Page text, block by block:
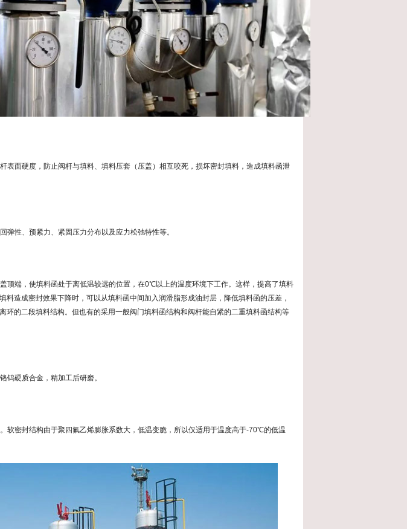
表面硬度，防止阀杆与填料、填料压套（压盖）相互咬死，损坏密封填料，造成填料函泄
弹性、预紧力、紧固压力分布以及应力松弛特性等。
顶端，使填料函处于离低温较远的位置，在0℃以上的温度环境下工作。这样，提高了填料
料造成密封效果下降时，可以从填料函中间加入润滑脂形成油封层，降低填料函的压差，
环的二段填料结构。但也有的采用一般阀门填料函结构和阀杆能自紧的二重填料函结构等
钨硬质合金，精加工后研磨。
软密封结构由于聚四氟乙烯膨胀系数大，低温变脆，所以仅适用于温度高于-70℃的低温